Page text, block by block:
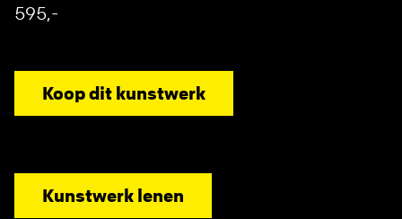
595,-
Koop dit kunstwerk
Kunstwerk lenen